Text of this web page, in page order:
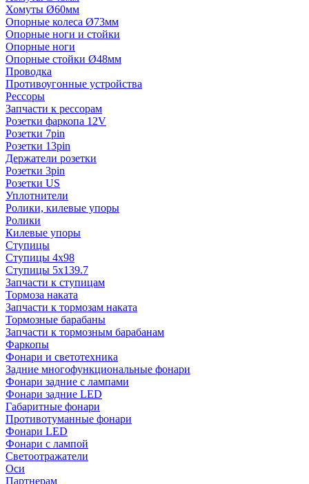
Хомуты Ø60мм
Опорные колеса Ø73мм
Опорные ноги и стойки
Опорные ноги
Опорные стойки Ø48мм
Проводка
Противоугонные устройства
Рессоры
Запчасти к рессорам
Розетки фаркопа 12V
Розетки 7pin
Розетки 13pin
Держатели розетки
Розетки 3pin
Розетки US
Уплотнители
Ролики, килевые упоры
Ролики
Килевые упоры
Ступицы
Ступицы 4x98
Ступицы 5x139.7
Запчасти к ступицам
Тормоза наката
Запчасти к тормозам наката
Тормозные барабаны
Запчасти к тормозным барабанам
Фаркопы
Фонари и светотехника
Задние многофункциональные фонари
Фонари задние с лампами
Фонари задние LED
Габаритные фонари
Противотуманные фонари
Фонари LED
Фонари с лампой
Светоотражатели
Оси
Партнерам